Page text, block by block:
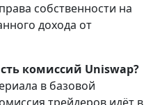
собственности на
дохода от
комиссий Uniswap?
в базовой